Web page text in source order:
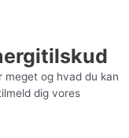
meget og hvad du kan
dig vores